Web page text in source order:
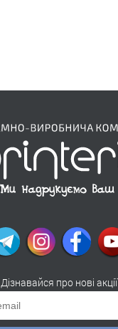
Дізнавайся про нові акції